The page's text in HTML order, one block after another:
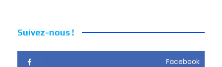
Suivez-nous !
Facebook